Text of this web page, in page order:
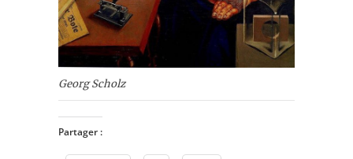
Georg Scholz
Partager :